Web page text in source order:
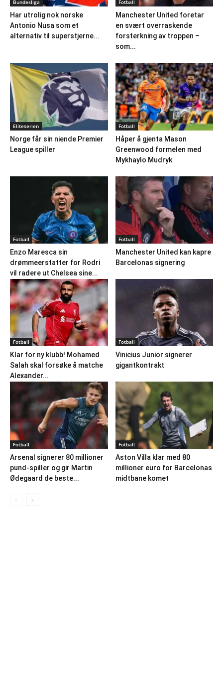
Bundesliga
Har utrolig nok norske
Antonio Nusa som et
alternativ til superstjerne...
Fotball
Manchester United foretar
en svært overraskende
forsterkning av troppen –
som...
Eliteserien
Norge får sin niende Premier
League spiller
Fotball
Håper å gjenta Mason
Greenwood formelen med
Mykhaylo Mudryk
Fotball
Enzo Maresca sin
drømmeerstatter for Rodri
vil radere ut Chelsea sine...
Fotball
Manchester United kan kapre
Barcelonas signering
Fotball
Klar for ny klubb! Mohamed
Salah skal forsøke å matche
Alexander...
Fotball
Vinicius Junior signerer
gigantkontrakt
Fotball
Arsenal signerer 80 millioner
pund-spiller og gir Martin
Ødegaard de beste...
Fotball
Aston Villa klar med 80
millioner euro for Barcelonas
midtbane komet